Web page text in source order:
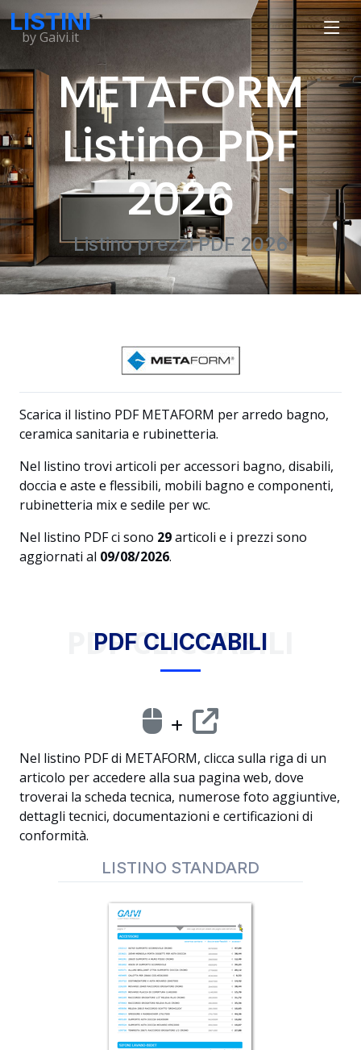
LISTINI
by Gaivi.it
METAFORM
Listino PDF
2026
Listino prezzi PDF 2026
Scarica il listino PDF METAFORM per arredo bagno,
ceramica sanitaria e rubinetteria.
Nel listino trovi articoli per accessori bagno, disabili,
doccia e aste e flessibili, mobili bagno e componenti,
rubinetteria mix e sedile per wc.
Nel listino PDF ci sono 29articoli e i prezzi sono
aggiornati al 09/08/2026.
PDF CLICCABILI
PDF CLICCABILI
Nel listino PDF di METAFORM, clicca sulla riga di un
articolo per accedere alla sua pagina web, dove
troverai la scheda tecnica, numerose foto aggiuntive,
dettagli tecnici, documentazioni e certificazioni di
conformità.
LISTINO STANDARD